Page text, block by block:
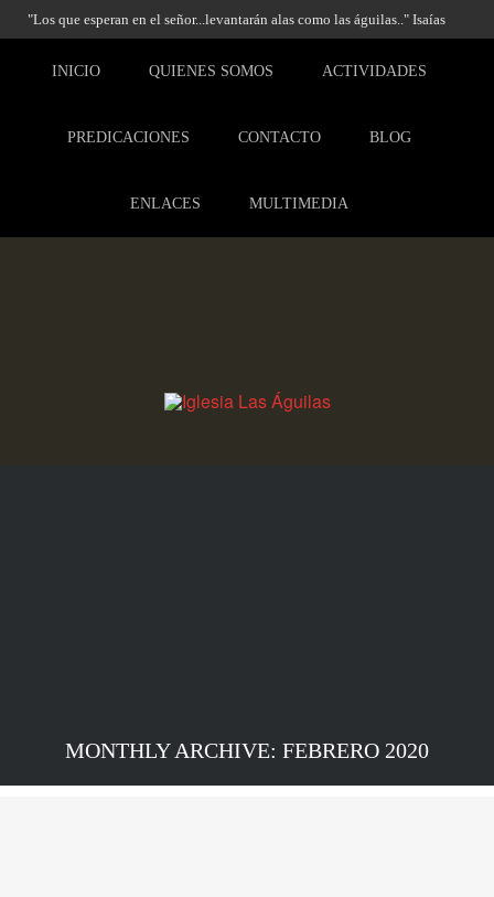
"Los que esperan en el señor...levantarán alas como las águilas.." Isaías
INICIO
QUIENES SOMOS ACTIVIDADES
PREDICACIONES CONTACTO BLOG
ENLACES MULTIMEDIA
MONTHLY ARCHIVE: FEBRERO 2020